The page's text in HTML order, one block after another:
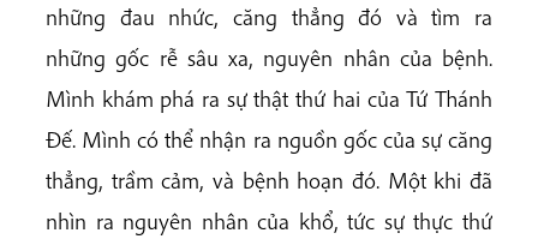
những đau nhức, căng thẳng đó và tìm ra
những gốc rễ sâu xa, nguyên nhân của bệnh.
Mình khám phá ra sự thật thứ hai của Tứ Thánh
Đế. Mình có thể nhận ra nguồn gốc của sự căng
thẳng, trầm cảm, và bệnh hoạn đó. Một khi đã
nhìn ra nguyên nhân của khổ, tức sự thực thứ